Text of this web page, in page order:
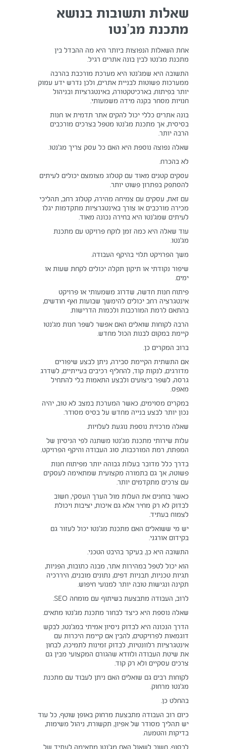
שאלות ותשובות בנושא
מתכנת מג’נטו
אחת השאלות הנפוצות ביותר היא מה ההבדל בין
מתכנת מג’נטו לבין בונה אתרים רגיל.
התשובה היא שמג’נטו היא מערכת מורכבת בהרבה
ממערכות פשוטות לבניית אתרים, ולכן נדרש ידע עמוק
יותר בפיתוח, בארכיטקטורה, באינטגרציות ובניהול
חנויות מסחר בקנה מידה משמעותי.
בונה אתרים כללי יכול להקים אתר תדמית או חנות
בסיסית, אך מתכנת מג’נטו מטפל בצרכים מורכבים
הרבה יותר.
שאלה נפוצה נוספת היא האם כל עסק צריך מג’נטו.
לא בהכרח.
עסקים קטנים מאוד עם קטלוג מצומצם יכולים לעיתים
להסתפק בפתרון פשוט יותר.
עם זאת, עסקים עם צמיחה מהירה, קטלוג רחב, תהליכי
מכירה מורכבים או צורך באינטגרציות מתקדמות יגלו
לעיתים שמג’נטו היא בחירה נכונה מאוד.
עוד שאלה היא כמה זמן לוקח פרויקט עם מתכנת
מג’נטו.
משך הפרויקט תלוי בהיקף העבודה.
שיפור נקודתי או תיקון תקלה יכולים לקחת שעות או
ימים.
פיתוח חנות חדשה, שדרוג משמעותי או פרויקט
אינטגרציה רחב יכולים להימשך שבועות ואף חודשים,
בהתאם לרמת המורכבות ולכמות הדרישות.
הרבה לקוחות שואלים האם אפשר לשפר חנות מג’נטו
קיימת במקום לבנות הכול מחדש.
ברוב המקרים כן.
אם התשתית הקיימת סבירה, ניתן לבצע שיפורים
מדורגים, לנקות קוד, להחליף רכיבים בעייתיים, לשדרג
גרסה, לשפר ביצועים ולבצע התאמות בלי להתחיל
מאפס.
במקרים מסוימים, כאשר המערכת במצב לא טוב, יהיה
נכון יותר לבצע בנייה מחדש על בסיס מסודר.
שאלה מרכזית נוספת נוגעת לעלויות.
עלות שירותי מתכנת מג’נטו משתנה לפי הניסיון של
המפתח, רמת המורכבות, סוג העבודה והיקף הפרויקט.
בדרך כלל מדובר בעלות גבוהה יותר מפיתוח חנות
פשוטה, אך גם בתמורה מקצועית שמתאימה לעסקים
עם צרכים מתקדמים יותר.
כאשר בוחנים את העלות מול הערך העסקי, חשוב
לבדוק לא רק מחיר אלא גם איכות, יציבות ויכולת
לצמוח בעתיד.
יש מי ששואלים האם מתכנת מג’נטו יכול לעזור גם
בקידום אורגני.
התשובה היא כן, בעיקר בהיבט הטכני.
הוא יכול לטפל במהירות אתר, מבנה כתובות, הפניות,
תגיות טכניות, תבניות דפים, נתונים מובנים, היררכיה
תקינה ונגישות טובה יותר למנועי חיפוש.
לרוב, העבודה מתבצעת בשיתוף עם מומחה SEO.
שאלה נוספת היא כיצד לבחור מתכנת מג’נטו מתאים.
הדרך הנכונה היא לבדוק ניסיון אמיתי במג’נטו, לבקש
דוגמאות לפרויקטים, להבין אם קיימת היכרות עם
אינטגרציות רלוונטיות, לבדוק זמינות לתמיכה, לבחון
את שיטת העבודה ולוודא שהגורם המקצועי מבין גם
צרכים עסקיים ולא רק קוד.
לקוחות רבים גם שואלים האם ניתן לעבוד עם מתכנת
מג’נטו מרחוק.
בהחלט כן.
כיום רוב העבודה מתבצעת מרחוק באופן שוטף, כל עוד
יש תהליך מסודר של אפיון, תקשורת, ניהול משימות,
בדיקות והטמעה.
לבסוף, חשוב לשאול האם מג’נטו מתאימה לעתיד של